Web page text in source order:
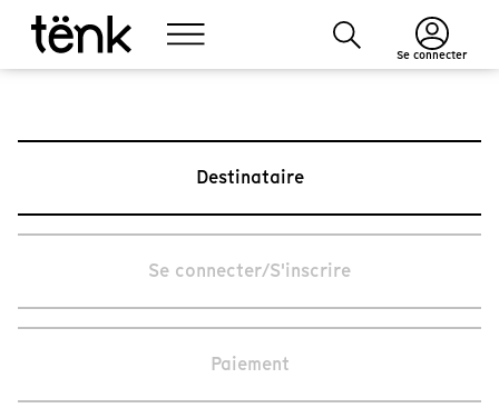
Se connecter
Destinataire
Se connecter/S'inscrire
Paiement